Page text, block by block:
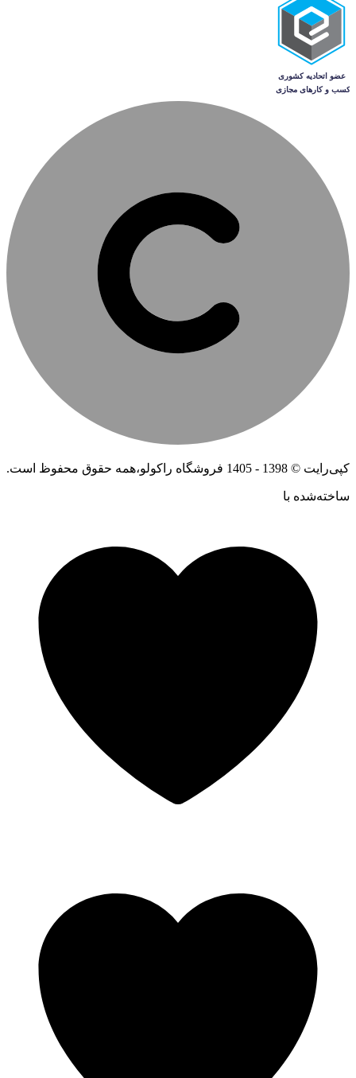
کپی‌رایت © 1398 - 1405 فروشگاه راکولو،همه حقوق محفوظ است.
ساخته‌شده ‌با